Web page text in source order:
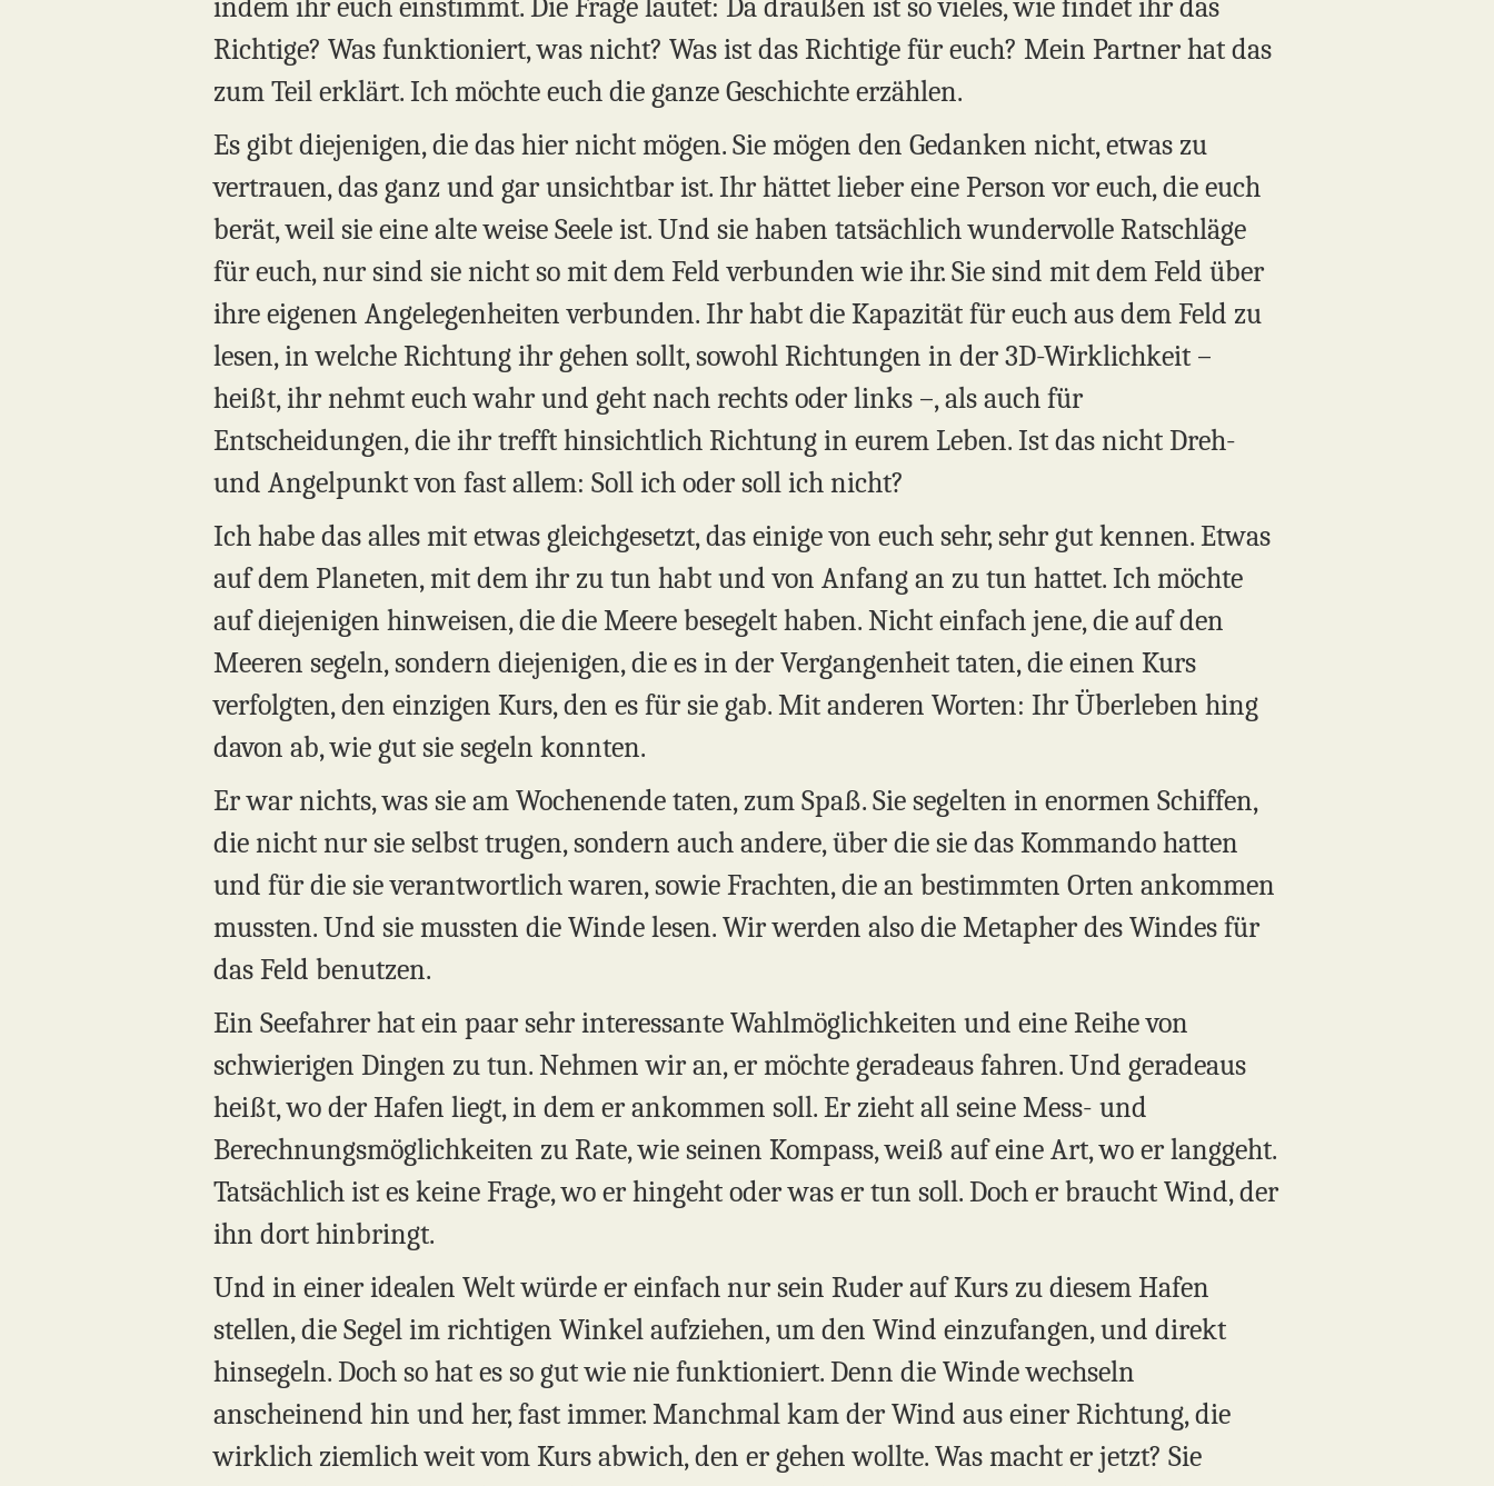
indem ihr euch einstimmt. Die Frage lautet: Da draußen ist so vieles, wie findet ihr das
Richtige? Was funktioniert, was nicht? Was ist das Richtige für euch? Mein Partner hat das
zum Teil erklärt. Ich möchte euch die ganze Geschichte erzählen.
Es gibt diejenigen, die das hier nicht mögen. Sie mögen den Gedanken nicht, etwas zu
vertrauen, das ganz und gar unsichtbar ist. Ihr hättet lieber eine Person vor euch, die euch
berät, weil sie eine alte weise Seele ist. Und sie haben tatsächlich wundervolle Ratschläge
für euch, nur sind sie nicht so mit dem Feld verbunden wie ihr. Sie sind mit dem Feld über
ihre eigenen Angelegenheiten verbunden. Ihr habt die Kapazität für euch aus dem Feld zu
lesen, in welche Richtung ihr gehen sollt, sowohl Richtungen in der 3D-Wirklichkeit –
heißt, ihr nehmt euch wahr und geht nach rechts oder links –, als auch für
Entscheidungen, die ihr trefft hinsichtlich Richtung in eurem Leben. Ist das nicht Dreh-
und Angelpunkt von fast allem: Soll ich oder soll ich nicht?
Ich habe das alles mit etwas gleichgesetzt, das einige von euch sehr, sehr gut kennen. Etwas
auf dem Planeten, mit dem ihr zu tun habt und von Anfang an zu tun hattet. Ich möchte
auf diejenigen hinweisen, die die Meere besegelt haben. Nicht einfach jene, die auf den
Meeren segeln, sondern diejenigen, die es in der Vergangenheit taten, die einen Kurs
verfolgten, den einzigen Kurs, den es für sie gab. Mit anderen Worten: Ihr Überleben hing
davon ab, wie gut sie segeln konnten.
Er war nichts, was sie am Wochenende taten, zum Spaß. Sie segelten in enormen Schiffen,
die nicht nur sie selbst trugen, sondern auch andere, über die sie das Kommando hatten
und für die sie verantwortlich waren, sowie Frachten, die an bestimmten Orten ankommen
mussten. Und sie mussten die Winde lesen. Wir werden also die Metapher des Windes für
das Feld benutzen.
Ein Seefahrer hat ein paar sehr interessante Wahlmöglichkeiten und eine Reihe von
schwierigen Dingen zu tun. Nehmen wir an, er möchte geradeaus fahren. Und geradeaus
heißt, wo der Hafen liegt, in dem er ankommen soll. Er zieht all seine Mess- und
Berechnungsmöglichkeiten zu Rate, wie seinen Kompass, weiß auf eine Art, wo er langgeht.
Tatsächlich ist es keine Frage, wo er hingeht oder was er tun soll. Doch er braucht Wind, der
ihn dort hinbringt.
Und in einer idealen Welt würde er einfach nur sein Ruder auf Kurs zu diesem Hafen
stellen, die Segel im richtigen Winkel aufziehen, um den Wind einzufangen, und direkt
hinsegeln. Doch so hat es so gut wie nie funktioniert. Denn die Winde wechseln
anscheinend hin und her, fast immer. Manchmal kam der Wind aus einer Richtung, die
wirklich ziemlich weit vom Kurs abwich, den er gehen wollte. Was macht er jetzt? Sie